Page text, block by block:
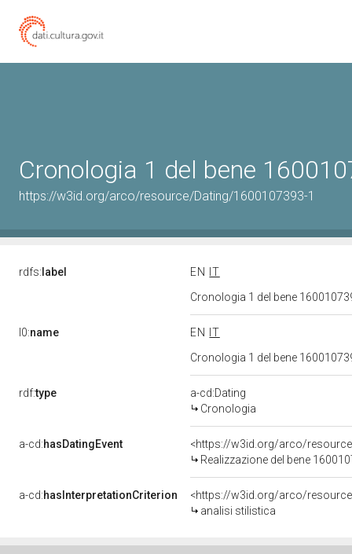
Cronologia 1 del bene
https://w3id.org/arco/resource/Dating/1600107393-1
rdfs: label EN
IT
Cronologia 1 del bene
l0:name EN
IT
Cronologia 1 del bene
rdf:type
a-cd:Dating
Cronologia
a-cd:hasDatingEvent
<https://w3id.org/arco/
Realizzazione del bene
a-cd:hasInterpretationCriterion
<https://w3id.org/arco/
analisi stilistica